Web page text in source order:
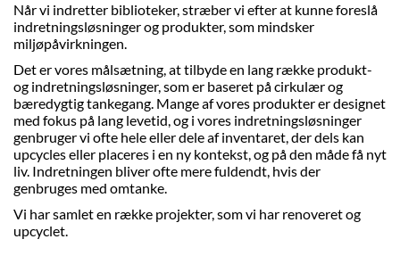
Kontakt os
Når vi indretter biblioteker, stræber vi efter at kunne foreslå
indretningsløsninger og produkter, som mindsker
miljøpåvirkningen.
Det er vores målsætning, at tilbyde en lang række produkt-
og indretningsløsninger, som er baseret på cirkulær og
bæredygtig tankegang. Mange af vores produkter er designet
med fokus på lang levetid, og i vores indretningsløsninger
genbruger vi ofte hele eller dele af inventaret, der dels kan
upcycles eller placeres i en ny kontekst, og på den måde få nyt
liv. Indretningen bliver ofte mere fuldendt, hvis der
genbruges med omtanke.
Vi har samlet en række projekter, som vi har renoveret og
upcyclet.